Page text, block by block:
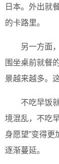
日本。外出就
的卡路里。
另一方面
围坐桌前就餐
景越来越多。
不吃早饭
境混乱，不吃
身愿望”变得
逐渐蔓延。